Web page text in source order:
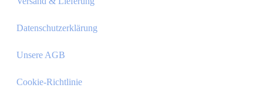
Datenschutzerklärung
Unsere AGB
Cookie-Richtlinie